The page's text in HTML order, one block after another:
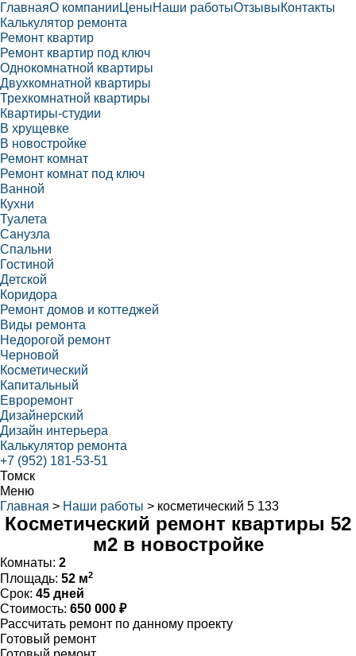
ГлавнаяО компании ЦеныНаши работыОтзывыКонтакты
Калькулятор ремонта
Ремонт квартир
Ремонт квартир под ключ
Однокомнатной квартиры
Двухкомнатной квартиры
Трехкомнатной квартиры
Квартиры-студии
В хрущевке
В новостройке
Ремонт комнат
Ремонт комнат под ключ
Ванной
Кухни
Туалета
Санузла
Спальни
Гостиной
Детской
Коридора
Ремонт домов и коттеджей
Виды ремонта
Недорогой ремонт
Черновой
Косметический
Капитальный
Евроремонт
Дизайнерский
Дизайн интерьера
Калькулятор ремонта
+7 (952) 181-53-51
Томск
Меню
Главная > Наши работы > косметический 5 133
Косметический ремонт квартиры 52
м2 в новостройке
Комнаты: 2
Площадь: 52 м2
Срок: 45 дней
Стоимость: 650 000 ₽
Рассчитать ремонт по данному проекту
Готовый ремонт